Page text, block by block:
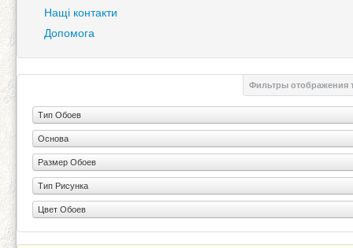
Нащі контакти
Допомога
Тип Обоев
Основа
Размер Обоев
Тип Рисунка
Цвет Обоев
Фильтры отображения